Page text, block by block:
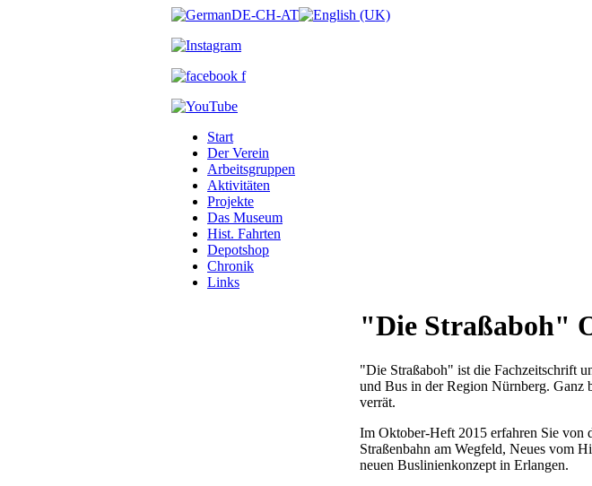
Start
Der Verein
Arbeitsgruppen
Aktivitäten
Projekte
Das Museum
Hist. Fahrten
Depotshop
Chronik
Links
"Die Straßaboh"
"Die Straßaboh" ist die Fachzeitschrift
und Bus in der Region Nürnberg. Ganz
verrät.
Im Oktober-Heft 2015 erfahren Sie von
Straßenbahn am Wegfeld, Neues vom
neuen Buslinienkonzept in Erlangen.